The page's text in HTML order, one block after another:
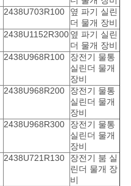
2438U703R100
옆 파기 실린
더 물개 장비
2438U1152R300옆 파기 실린
더 물개 장비
2438U968R100
장전기 물통
실린더 물개
장비
2438U968R200
장전기 물통
실린더 물개
장비
2438U968R300
장전기 물통
실린더 물개
장비
2438U721R130
장전기 붐 실
린더 물개 장
비